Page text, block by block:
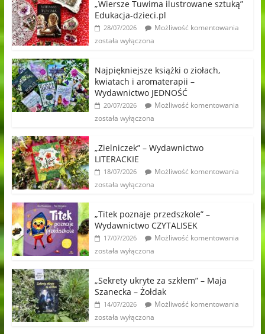
„Wiersze Tuwima ilustrowane sztuką”
Edukacja-dzieci.pl
28/07/2026
Możliwość komentowania
została wyłączona
Najpiękniejsze książki o ziołach,
kwiatach i aromaterapii –
Wydawnictwo JEDNOŚĆ
20/07/2026
Możliwość komentowania
została wyłączona
„Zielniczek” – Wydawnictwo
LITERACKIE
18/07/2026
Możliwość komentowania
została wyłączona
„Titek poznaje przedszkole” –
Wydawnictwo CZYTALISEK
17/07/2026
Możliwość komentowania
została wyłączona
„Sekrety ukryte za szkłem” – Maja
Szanecka – Żołdak
14/07/2026
Możliwość komentowania
została wyłączona